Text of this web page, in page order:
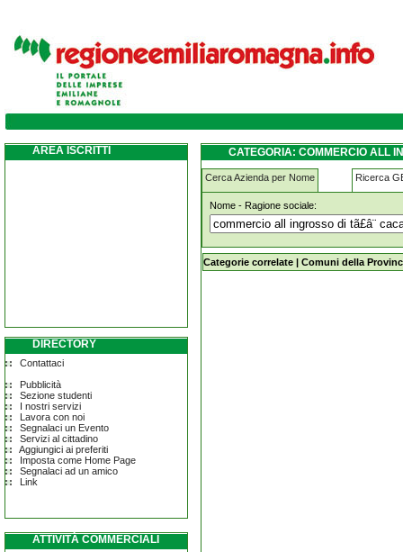
commercio-all-ingrosso-di-tÃ£Â¨-cacao-
AREA ISCRITTI
DIRECTORY
Contattaci
Pubblicità
Sezione studenti
I nostri servizi
Lavora con noi
Segnalaci un Evento
Servizi al cittadino
Aggiungici ai preferiti
Imposta come Home Page
Segnalaci ad un amico
Link
ATTIVITÀ COMMERCIALI
CATEGORIA: COMMERCIO ALL
Cerca Azienda per Nome Ricerca
Nome - Ragione sociale:
commercio-all-ingrosso-di-tÃ£Â¨-
Categorie correlate | Comuni della